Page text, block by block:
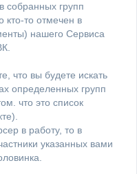
собранных групп
кто-то отмечен в
нашего Сервиса
что вы будете искать
определенных групп
что это список
в работу, то в
указанных вами